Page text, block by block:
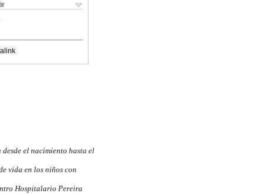
el nacimiento hasta el
vida en los niños con
Hospitalario Pereira